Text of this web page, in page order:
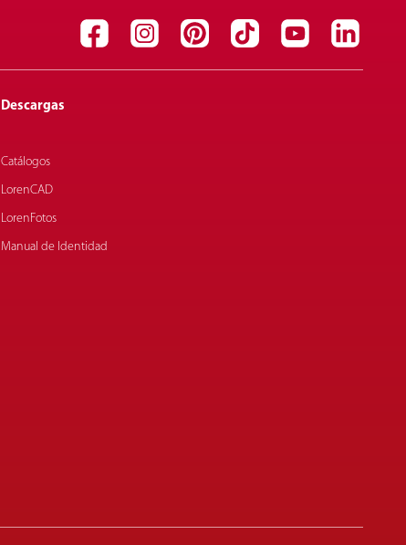
Descargas
Catálogos
LorenCAD
LorenFotos
Manual de Identidad